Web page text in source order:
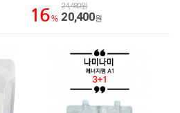
16 %
24,480원
20,400원